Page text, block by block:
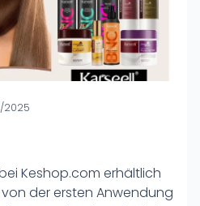
2025
Keshop.com erhältlich
von der ersten Anwendung